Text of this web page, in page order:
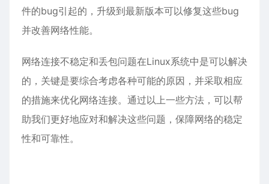
件的bug引起的，升级到最新版本可以修复这些bug
并改善网络性能。
网络连接不稳定和丢包问题在Linux系统中是可以解决
的，关键是要综合考虑各种可能的原因，并采取相应
的措施来优化网络连接。通过以上一些方法，可以帮
助我们更好地应对和解决这些问题，保障网络的稳定
性和可靠性。